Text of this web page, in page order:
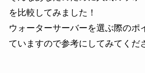
を比較してみました！
ウォーターサーバーを選ぶ際のポ
ていますので参考にしてみてくだ